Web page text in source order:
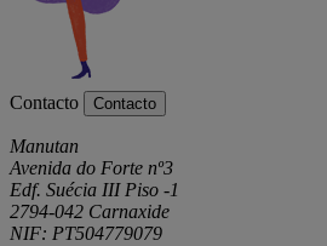
Contacto Contacto
Manutan
Avenida do Forte nº3
Edf. Suécia III Piso -1
2794-042 Carnaxide
NIF: PT504779079